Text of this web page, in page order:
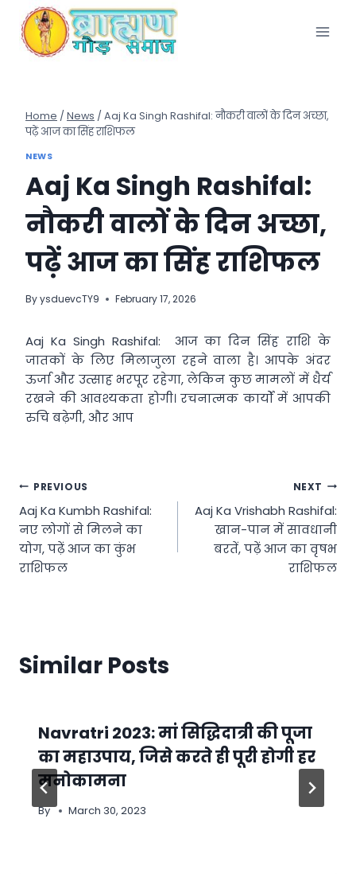
content
Home / News / Aaj Ka Singh Rashifal: नौकरी वालों के दिन अच्छा,
पढ़ें आज का सिंह राशिफल
NEWS
Aaj Ka Singh Rashifal:
नौकरी वालों के दिन अच्छा,
पढ़ें आज का सिंह राशिफल
ByysduevcTY9 February 17, 2026
Aaj Ka Singh Rashifal: आज का दिन सिंह राशि के
जातकों के लिए मिलाजुला रहने वाला है। आपके अंदर
ऊर्जा और उत्साह भरपूर रहेगा, लेकिन कुछ मामलों में धैर्य
रखने की आवश्यकता होगी। रचनात्मक कार्यों में आपकी
रुचि बढ़ेगी, और आप
Post
navigation
PREVIOUS
Aaj Ka Kumbh Rashifal:
नए लोगों से मिलने का
योग, पढ़ें आज का कुंभ
राशिफल
NEXT
Aaj Ka Vrishabh Rashifal:
खान-पान में सावधानी
बरतें, पढ़ें आज का वृषभ
राशिफल
Similar Posts
Navratri 2023: मां सिद्धिदात्री की पूजा
का महाउपाय, जिसे करते ही पूरी होगी हर
मनोकामना
By March 30, 2023